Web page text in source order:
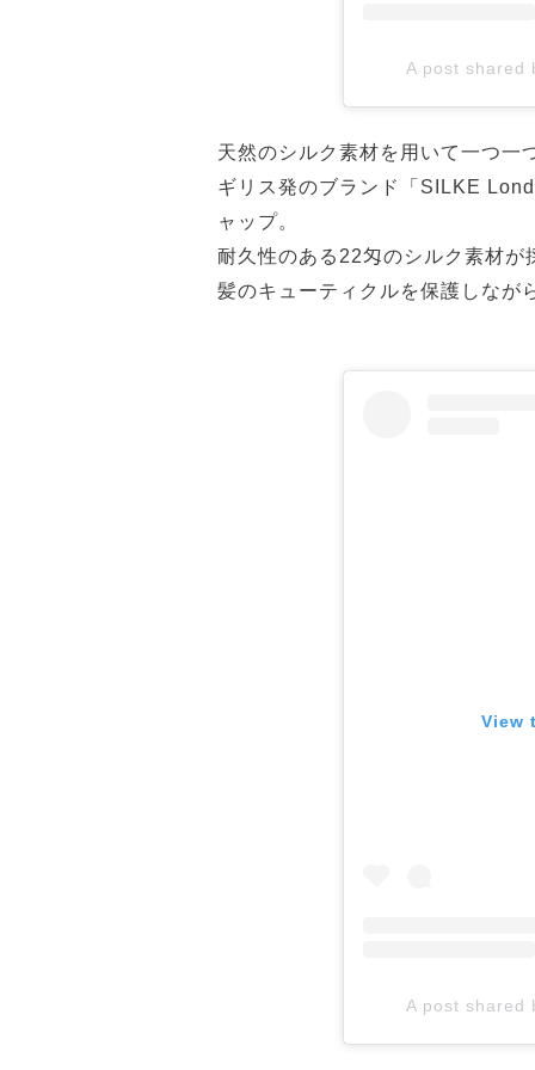
A post shared
天然のシルク素材を用いて一つ一
ギリス発のブランド「SILKE
ャップ。
耐久性のある22匁のシルク素材
髪のキューティクルを保護しなが
View
A post shared